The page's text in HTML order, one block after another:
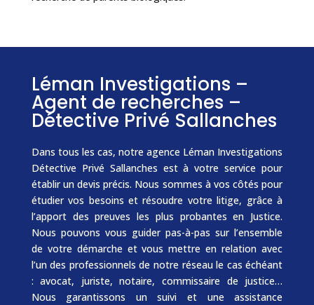
Léman Investigations –
Agent de recherches –
Détective Privé Sallanches
Dans tous les cas, notre agence Léman Investigations
Détective Privé Sallanches est à votre service pour
établir un devis précis. Nous sommes à vos côtés pour
étudier vos besoins et résoudre votre litige, grâce à
l’apport des preuves les plus probantes en Justice.
Nous pouvons vous guider pas-à-pas sur l’ensemble
de votre démarche et vous mettre en relation avec
l’un des professionnels de notre réseau le cas échéant
: avocat, juriste, notaire, commissaire de justice…
Nous garantissons un suivi et une assistance